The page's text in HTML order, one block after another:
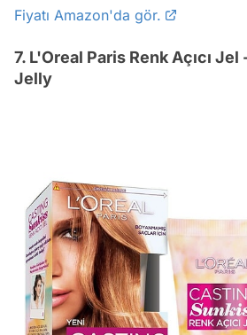
Fiyatı Amazon'da gör.
7. L'Oreal Paris Renk Açıcı
Jelly